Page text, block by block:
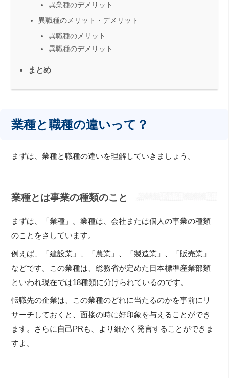
異業種のデメリット
異職種のメリット・デメリット
異職種のメリット
異職種のデメリット
まとめ
業種と職種の違いって？
まずは、業種と職種の違いを理解していきましょう。
業種とは事業の種類のこと
まずは、「業種」。業種は、会社または個人の事業の種類
のことをさしています。
例えば、「建設業」、「農業」、「製造業」、「販売業」
などです。この業種は、総務省が定めた日本標準産業部類
といわれ現在では18種類に分けられているのです。
転職先の企業は、この業種のどれに当たるのかを事前にリ
サーチしておくと、面接の時に好印象を与えることができ
ます。さらに自己PRも、より細かく発言することができま
すよ。